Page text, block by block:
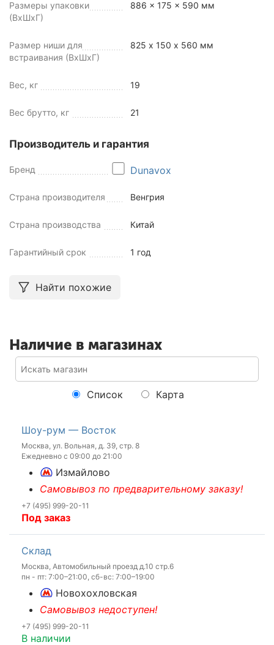
Размеры упаковки
(ВхШхГ)
886 x 175 x 590 мм
Размер ниши для
встраивания (ВхШхГ)
825 х 150 х 560 мм
Вес, кг 19
Вес брутто, кг 21
Производитель и гарантия
Бренд Dunavox
Страна производителя Венгрия
Страна производства Китай
Гарантийный срок 1 год
Найти похожие
Наличие в магазинах
Список Карта
Шоу-рум — Восток
Москва, ул. Вольная, д. 39, стр. 8
Ежедневно с 09:00 до 21:00
Измайлово
Самовывоз по предварительному заказу!
+7 (495) 999-20-11
Под заказ
Склад
Москва, Автомобильный проезд д.10 стр.6
пн - пт: 7:00–21:00, сб-вс: 7:00–19:00
Новохохловская
Самовывоз недоступен!
+7 (495) 999-20-11
В наличии